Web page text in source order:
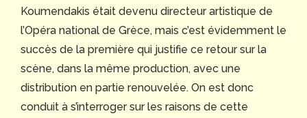
Koumendakis était devenu directeur artistique de
l’Opéra national de Grèce, mais c’est évidemment le
succès de la première qui justifie ce retour sur la
scène, dans la même production, avec une
distribution en partie renouvelée. On est donc
conduit à s’interroger sur les raisons de cette